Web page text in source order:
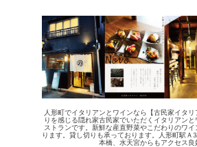
人形町でイタリアンとワインなら【古民家イタリ
りを感じる隠れ家古民家でいただくイタリアン
ストランです。新鮮な産直野菜やこだわりのワ
ります。貸し切りも承っております。人形町駅Ａ
本橋、水天宮からもアクセス良